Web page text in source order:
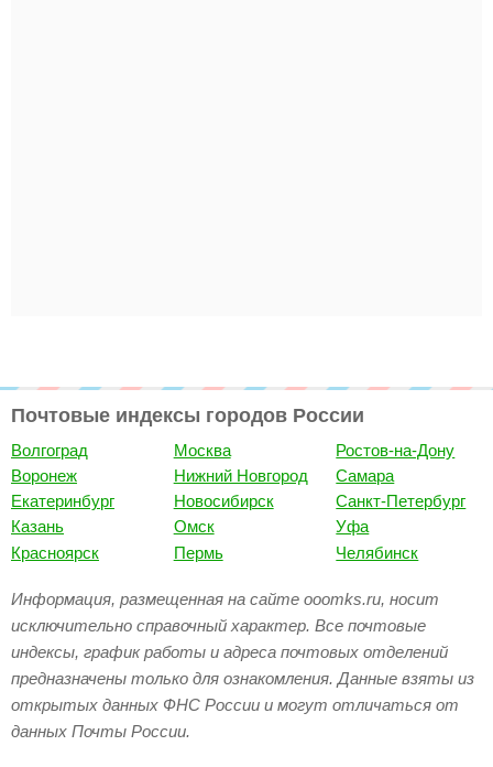
Почтовые индексы городов России
Волгоград
Воронеж
Екатеринбург
Казань
Красноярск
Москва
Нижний Новгород
Новосибирск
Омск
Пермь
Ростов-на-Дону
Самара
Санкт-Петербург
Уфа
Челябинск
Информация, размещенная на сайте ooomks.ru, носит
исключительно справочный характер. Все почтовые
индексы, график работы и адреса почтовых отделений
предназначены только для ознакомления. Данные взяты из
открытых данных ФНС России и могут отличаться от
данных Почты России.